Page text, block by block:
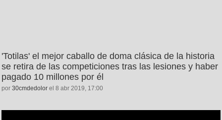
'Totilas' el mejor caballo de doma clásica de la historia
se retira de las competiciones tras las lesiones y haber
pagado 10 millones por él
por 30cmdedolor el 8 abr 2019, 17:00